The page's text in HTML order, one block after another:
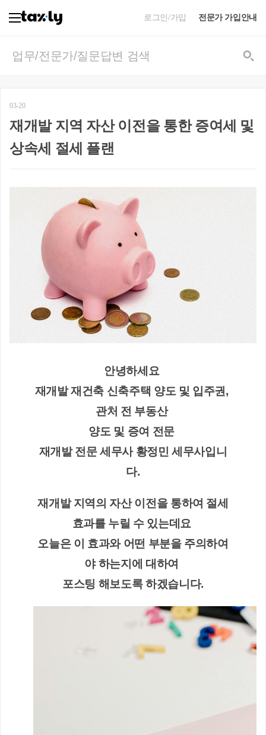
로그인/가입 전문가 가입안내
03-20
재개발 지역 자산 이전을 통한 증여세 및
상속세 절세 플랜
안녕하세요
재개발 재건축 신축주택 양도 및 입주권,
관처 전 부동산
양도 및 증여 전문
재개발 전문 세무사 황정민 세무사입니
다.
재개발 지역의 자산 이전을 통하여 절세
효과를 누릴 수 있는데요
오늘은 이 효과와 어떤 부분을 주의하여
야 하는지에 대하여
포스팅 해보도록 하겠습니다.